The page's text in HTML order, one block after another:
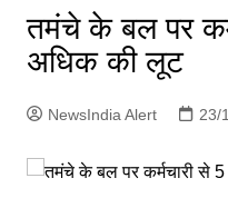
तमंचे के बल पर
अधिक की लूट
NewsIndia Alert 23/